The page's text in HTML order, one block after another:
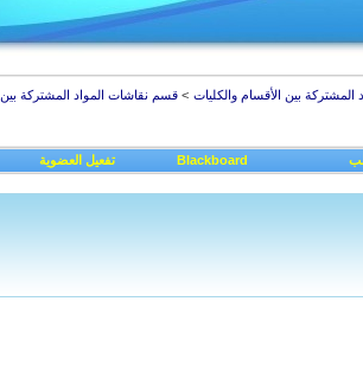
المشتركة بين الأقسام والكليات >قسم نقاشات المواد المشتركة بين
Blackboard تفعيل العضوية